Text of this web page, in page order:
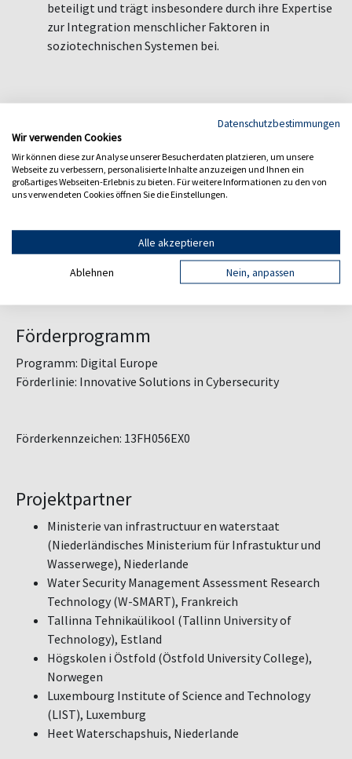
beteiligt und trägt insbesondere durch ihre Expertise
zur Integration menschlicher Faktoren in
soziotechnischen Systemen bei.
Kritische Infrastruktur, IT-Security
Forschungsschwerpunkt:
DITI | Digitalisierung - IT-Security - Industrie 4.0
Öffentliches Projekt | Europäische Union
Förderprogramm
Programm: Digital Europe
Förderlinie: Innovative Solutions in Cybersecurity
Förderkennzeichen: 13FH056EX0
Projektpartner
Ministerie van infrastructuur en waterstaat
(Niederländisches Ministerium für Infrastuktur und
Wasserwege), Niederlande
Water Security Management Assessment Research
Technology (W-SMART), Frankreich
Tallinna Tehnikaülikool (Tallinn University of
Technology), Estland
Högskolen i Östfold (Östfold University College),
Norwegen
Luxembourg Institute of Science and Technology
(LIST), Luxemburg
Heet Waterschapshuis, Niederlande
Datenschutzbestimmungen
Wir verwenden Cookies
Wir können diese zur Analyse unserer Besucherdaten platzieren, um unsere
Webseite zu verbessern, personalisierte Inhalte anzuzeigen und Ihnen ein
großartiges Webseiten-Erlebnis zu bieten. Für weitere Informationen zu den von
uns verwendeten Cookies öffnen Sie die Einstellungen.
Alle akzeptieren
Ablehnen Nein, anpassen